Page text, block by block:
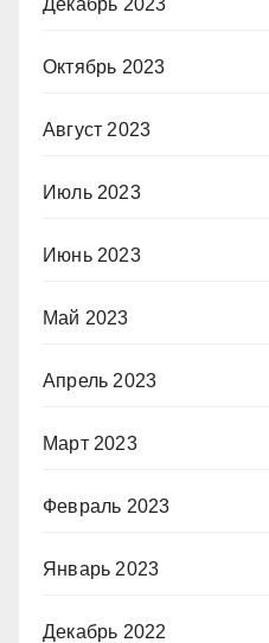
Декабрь 2023
Октябрь 2023
Август 2023
Июль 2023
Июнь 2023
Май 2023
Апрель 2023
Март 2023
Февраль 2023
Январь 2023
Декабрь 2022